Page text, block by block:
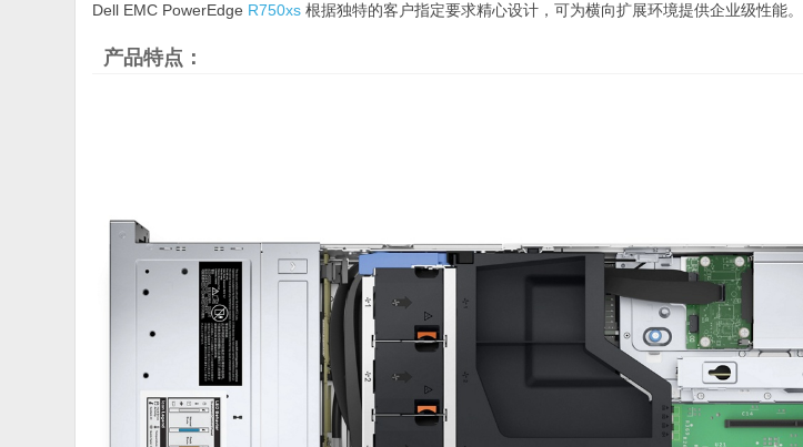
Dell EMC PowerEdge R750xs 根据独特的客户指定要求精心设计，可为横向扩展环境提供企业级性能。
产品特点：